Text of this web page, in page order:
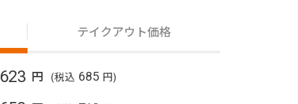
テイクアウト価格
623 円 (税込 685 円)